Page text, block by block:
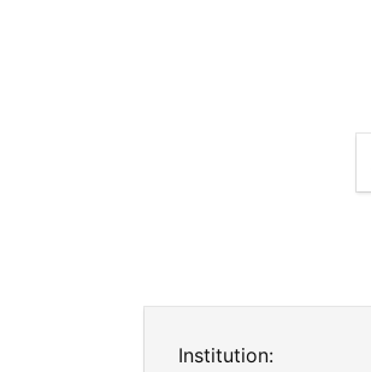
Institution: